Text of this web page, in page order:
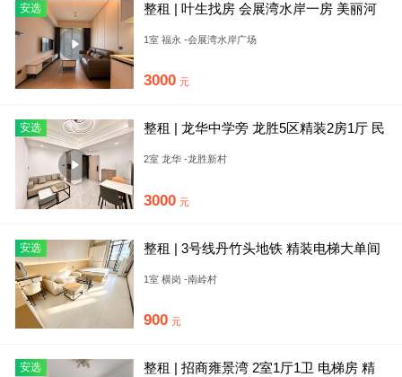
安选
整租 | 叶生找房 会展湾水岸一房 美丽河
1室 福永 -会展湾水岸广场
3000 元
安选
整租 | 龙华中学旁 龙胜5区精装2房1厅 民
2室 龙华 -龙胜新村
3000 元
安选
整租 | 3号线丹竹头地铁 精装电梯大单间
1室 横岗 -南岭村
900 元
安选
整租 | 招商雍景湾 2室1厅1卫 电梯房 精